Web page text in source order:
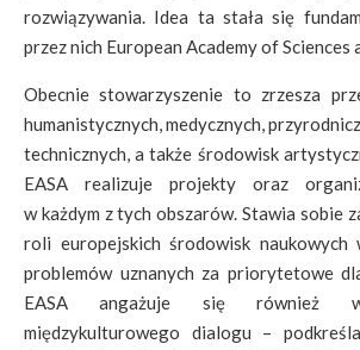
rozwiązywania. Idea ta stała się
przez nich European Academy of Sciences
Obecnie stowarzyszenie to zrzesza
humanistycznych, medycznych,
technicznych, a także środowisk
EASA realizuje projekty oraz
w każdym z tych obszarów. Stawia sobie
roli europejskich środowisk naukowych
problemów uznanych za priorytetowe
EASA angażuje się również w
międzykulturowego dialogu –